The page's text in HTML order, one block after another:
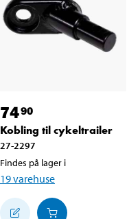
7490
Kobling til cykeltrailer
27-2297
Findes på lager i
19varehuse